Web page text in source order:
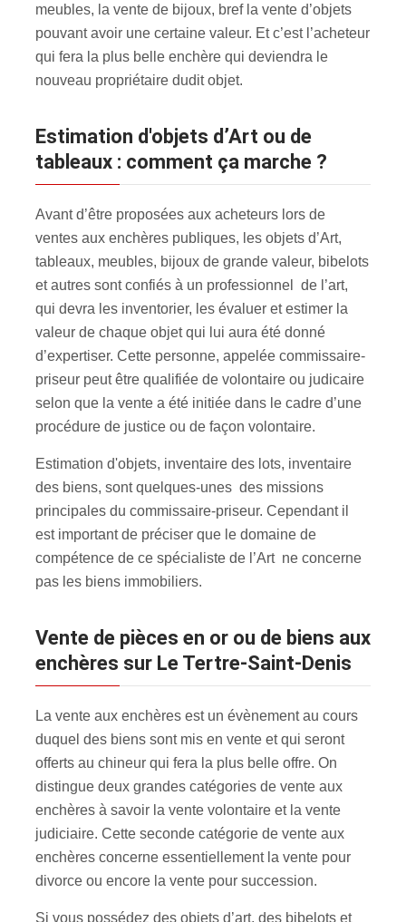
meubles, la vente de bijoux, bref la vente d’objets
pouvant avoir une certaine valeur. Et c’est l’acheteur
qui fera la plus belle enchère qui deviendra le
nouveau propriétaire dudit objet.
estimation d'objets d’Art ou de
tableaux : comment ça marche ?
Avant d’être proposées aux acheteurs lors de
ventes aux enchères publiques, les objets d’Art,
tableaux, meubles, bijoux de grande valeur, bibelots
et autres sont confiés à un professionnel de l’art,
qui devra les inventorier, les évaluer et estimer la
valeur de chaque objet qui lui aura été donné
d’expertiser. Cette personne, appelée commissaire-
priseur peut être qualifiée de volontaire ou judicaire
selon que la vente a été initiée dans le cadre d’une
procédure de justice ou de façon volontaire.
Estimation d'objets, inventaire des lots, inventaire
des biens, sont quelques-unes des missions
principales du commissaire-priseur. Cependant il
est important de préciser que le domaine de
compétence de ce spécialiste de l’Art ne concerne
pas les biens immobiliers.
Vente de pièces en or ou de biens aux
enchères sur Le Tertre-Saint-Denis
La vente aux enchères est un évènement au cours
duquel des biens sont mis en vente et qui seront
offerts au chineur qui fera la plus belle offre. On
distingue deux grandes catégories de vente aux
enchères à savoir la vente volontaire et la vente
judiciaire. Cette seconde catégorie de vente aux
enchères concerne essentiellement la vente pour
divorce ou encore la vente pour succession.
Si vous possédez des objets d’art, des bibelots et